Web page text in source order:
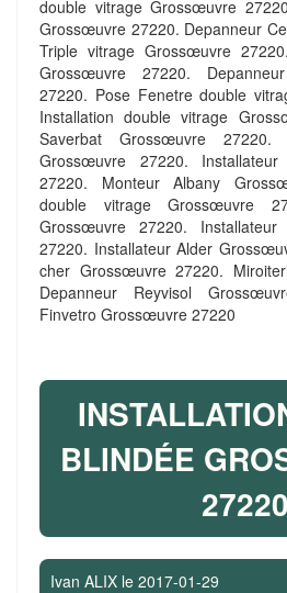
double vitrage Grossœuvre
Grossœuvre 27220. Depanneur
Triple vitrage Grossœuvre
Grossœuvre 27220.
27220. Pose Fenetre double
Installation double vitrage
Saverbat Grossœuvre 27220.
Grossœuvre 27220.
27220. Monteur Albany
double vitrage Grossœuvre
Grossœuvre 27220. Installateur
27220. Installateur Alder
cher Grossœuvre 27220.
Depanneur Reyvisol
Finvetro Grossœuvre 27220
BLINDÉE
27220
Ivan ALIX le 2017-01-29